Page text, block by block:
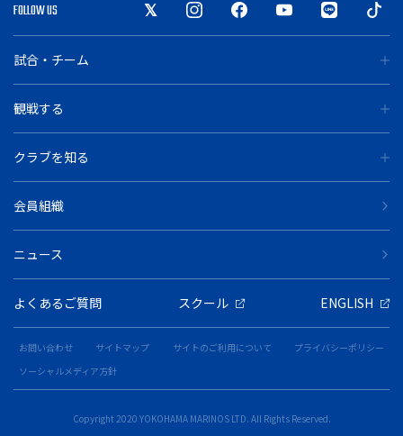
FOLLOW US
試合・チーム
観戦する
クラブを知る
会員組織
ニュース
よくあるご質問 スクール ENGLISH
お問い合わせ サイトマップ サイトのご利用について
プライバシーポリシー
ソーシャルメディア方針
Copyright 2020 YOKOHAMA MARINOS LTD. All Rights Reserved.